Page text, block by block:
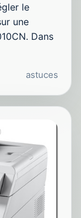
le
une
Dans
astuces